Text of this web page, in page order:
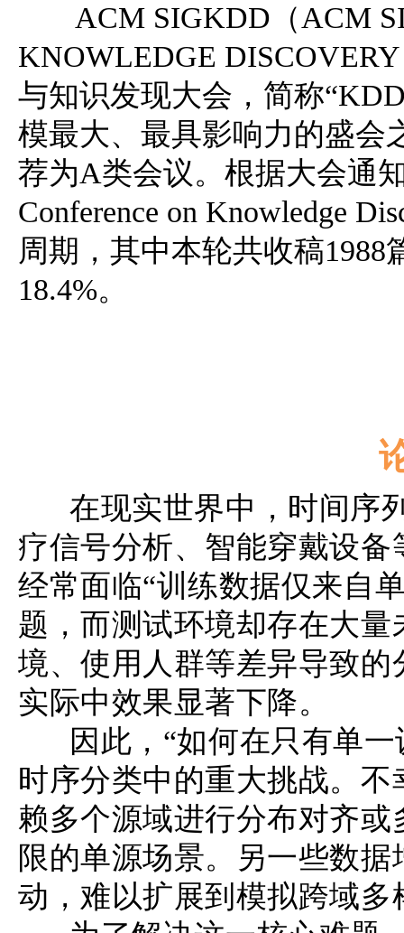
ACM SIGKDD（ACM
KNOWLEDGE
与知识发现大会，简称
模最大、最具影响力的盛会
荐为A类会议。根据大会通
Conference on Knowledge
周期，其中本轮共收稿
18.4%。
在现实世界中，时间序
疗信号分析、智能穿戴设
经常面临“训练数据仅来自
题，而测试环境却存在大
境、使用人群等差异导致
实际中效果显著下降。
因此，“如何在只有单一
时序分类中的重大挑战。
赖多个源域进行分布对齐
限的单源场景。另一些数
动，难以扩展到模拟跨域多